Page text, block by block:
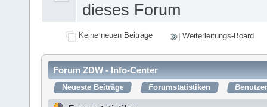
dieses Forum
Keine neuen Beiträge Weiterleitungs-Board
Forum ZDW - Info-Center
Neueste Beiträge Forumstatistiken